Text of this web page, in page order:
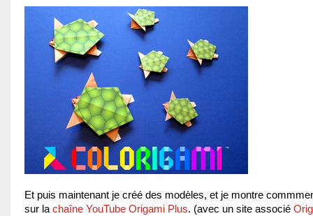
Et puis maintenant je créé des modèles, et je montre
sur la chaîne YouTube Origami Plus. (avec un site associé